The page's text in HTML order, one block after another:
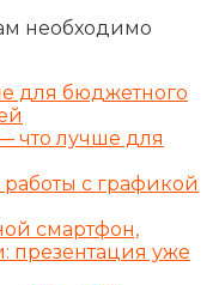
необходимо
для бюджетного
что лучше для
с графикой
смартфон,
презентация уже